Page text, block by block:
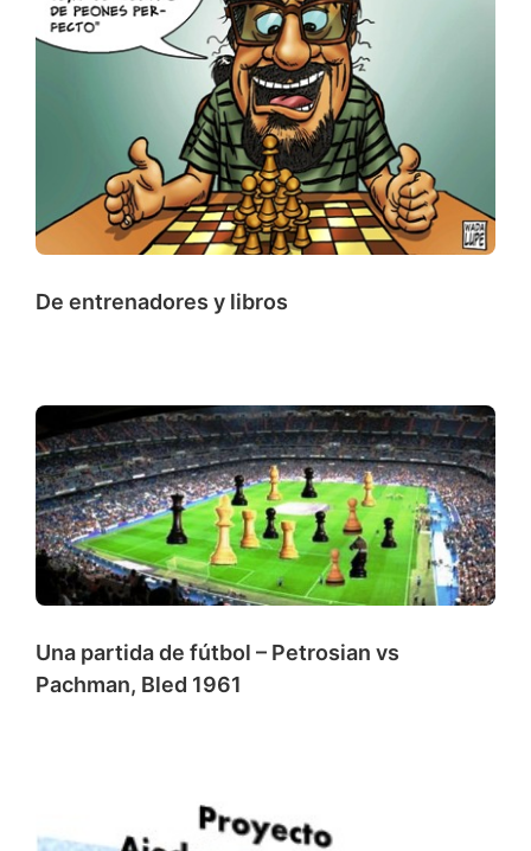
De entrenadores y libros
Una partida de fútbol – Petrosian vs
Pachman, Bled 1961